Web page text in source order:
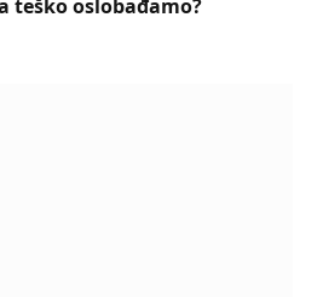
teško oslobađamo?